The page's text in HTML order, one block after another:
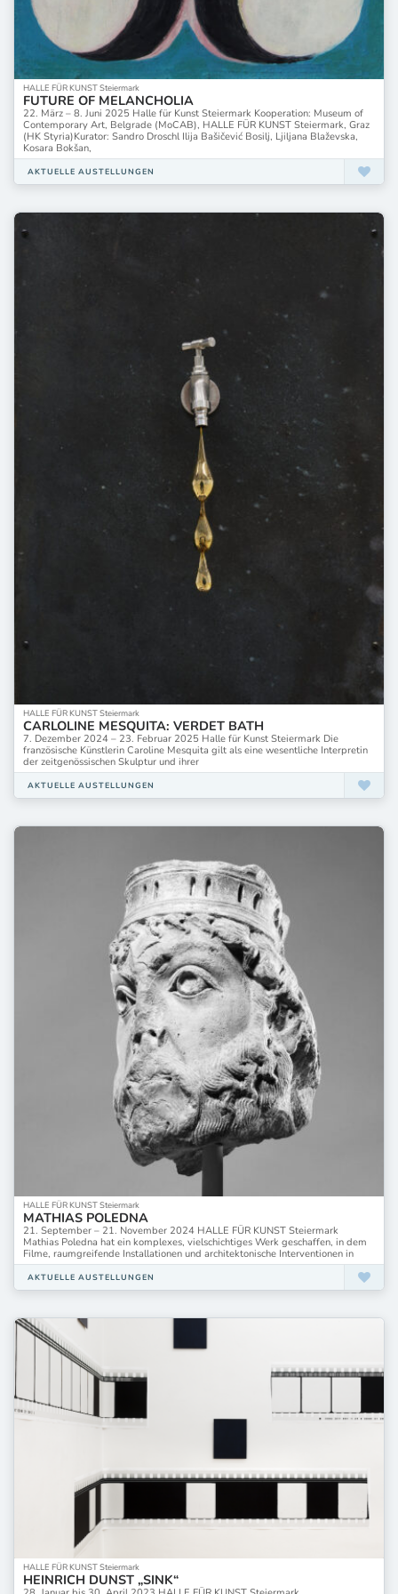
HALLE FÜR KUNST Steiermark
FUTURE OF MELANCHOLIA
22. März – 8. Juni 2025 Halle für Kunst Steiermark Kooperation: Museum of
Contemporary Art, Belgrade (MoCAB), HALLE FÜR KUNST Steiermark, Graz
(HK Styria)Kurator: Sandro Droschl Ilija Bašičević Bosilj, Ljiljana Blaževska,
Kosara Bokšan,
AKTUELLE AUSTELLUNGEN
HALLE FÜR KUNST Steiermark
CARLOLINE MESQUITA: VERDET BATH
7. Dezember 2024 – 23. Februar 2025 Halle für Kunst Steiermark Die
französische Künstlerin Caroline Mesquita gilt als eine wesentliche Interpretin
der zeitgenössischen Skulptur und ihrer
AKTUELLE AUSTELLUNGEN
HALLE FÜR KUNST Steiermark
MATHIAS POLEDNA
21. September – 21. November 2024 HALLE FÜR KUNST Steiermark
Mathias Poledna hat ein komplexes, vielschichtiges Werk geschaffen, in dem
Filme, raumgreifende Installationen und architektonische Interventionen in
AKTUELLE AUSTELLUNGEN
HALLE FÜR KUNST Steiermark
HEINRICH DUNST „SINK“